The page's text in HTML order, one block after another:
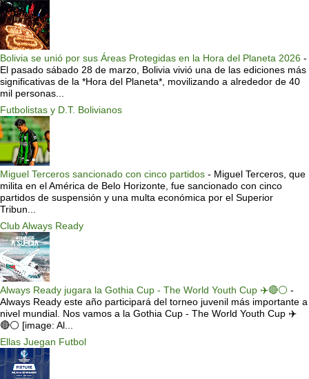
Bolivia se unió por sus Áreas Protegidas en la Hora del Planeta 2026 -
El pasado sábado 28 de marzo, Bolivia vivió una de las ediciones más
significativas de la *Hora del Planeta*, movilizando a alrededor de 40
mil personas...
Futbolistas y D.T. Bolivianos
Miguel Terceros sancionado con cinco partidos - Miguel Terceros, que
milita en el América de Belo Horizonte, fue sancionado con cinco
partidos de suspensión y una multa económica por el Superior
Tribun...
Club Always Ready
Always Ready jugara la Gothia Cup - The World Youth Cup ✈️🔴⚪️ -
Always Ready este año participará del torneo juvenil más importante a
nivel mundial. Nos vamos a la Gothia Cup - The World Youth Cup ✈️
🔴⚪️ [image: Al...
Ellas Juegan Futbol